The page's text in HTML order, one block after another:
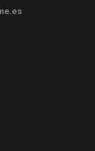
ventana nueva)
en ventana nueva)
(abre en
nueva)
en ventana nueva)
(abre en ventana
ventana nueva)